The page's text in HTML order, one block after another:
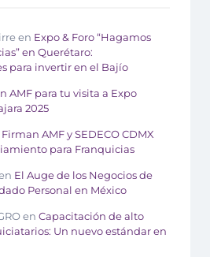
en Expo & Foro “Hagamos
en Querétaro:
para invertir en el Bajío
AMF para tu visita a Expo
2025
Firman AMF y SEDECO CDMX
para Franquicias
El Auge de los Negocios de
Personal en México
en Capacitación de alto
Un nuevo estándar en